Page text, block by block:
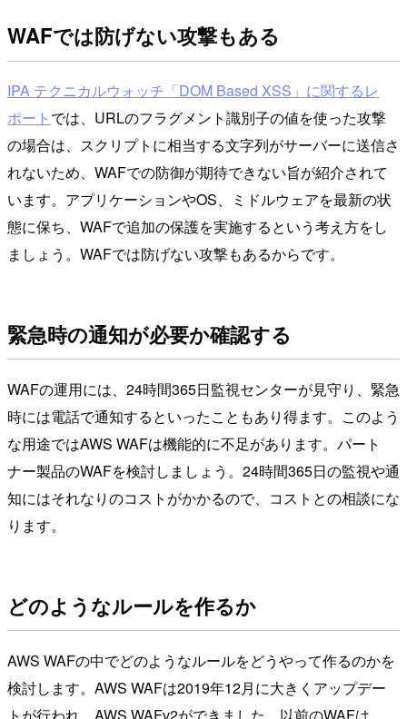
WAFでは防げない攻撃もある
IPA テクニカルウォッチ「DOM Based XSS」に関するレ
ポート では、URLのフラグメント識別子の値を使った攻撃
の場合は、スクリプトに相当する文字列がサーバーに送信さ
れないため、WAFでの防御が期待できない旨が紹介されて
います。アプリケーションやOS、ミドルウェアを最新の状
態に保ち、WAFで追加の保護を実施するという考え方をし
ましょう。WAFでは防げない攻撃もあるからです。
緊急時の通知が必要か確認する
WAFの運用には、24時間365日監視センターが見守り、緊急
時には電話で通知するといったこともあり得ます。このよう
な用途ではAWS WAFは機能的に不足があります。パート
ナー製品のWAFを検討しましょう。24時間365日の監視や通
知にはそれなりのコストがかかるので、コストとの相談にな
ります。
どのようなルールを作るか
AWS WAFの中でどのようなルールをどうやって作るのかを
検討します。AWS WAFは2019年12月に大きくアップデー
トが行われ、AWS WAFv2ができました。以前のWAFは